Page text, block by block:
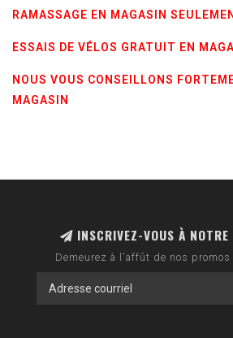
RAMASSAGE EN MAGASIN
ESSAIS DE VÉLOS GRATUIT EN
NOUS VOUS CONSEILLONS
MAGASIN
INSCRIVEZ-VOUS À
Demeurez à l'affût de nos promos